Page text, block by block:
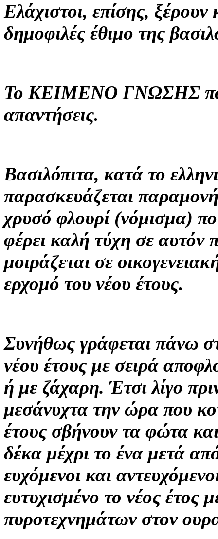
Ελάχιστοι, επίσης,
δημοφιλές έθιμο της
Το ΚΕΙΜΕΝΟ ΓΝΩΣΗΣ που
απαντήσεις.
Βασιλόπιτα, κατά το
παρασκευάζεται
χρυσό φλουρί (νόμισμα)
φέρει καλή τύχη σε αυτόν
μοιράζεται σε
ερχομό του νέου έτους.
Συνήθως γράφεται πάνω
νέου έτους με σειρά
ή με ζάχαρη. Έτσι λίγο
μεσάνυχτα την ώρα που
έτους σβήνουν τα φώτα
δέκα μέχρι το ένα μετά
ευχόμενοι και
ευτυχισμένο το νέος έτος
πυροτεχνημάτων στον